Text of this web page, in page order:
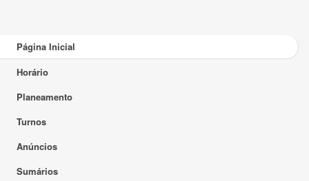
Página Inicial
Horário
Planeamento
Turnos
Anúncios
Sumários